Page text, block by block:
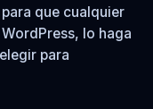
que cualquier
lo haga
para